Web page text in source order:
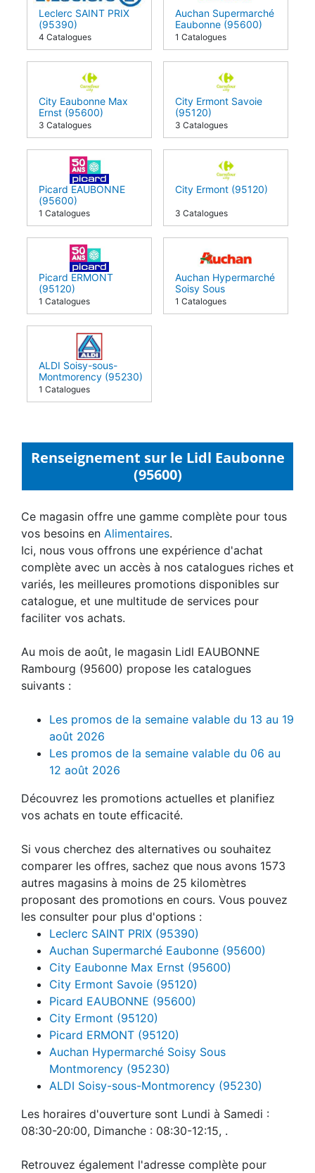
Leclerc SAINT PRIX
(95390)
4 Catalogues
Auchan Supermarché
Eaubonne (95600)
1 Catalogues
City Eaubonne Max
Ernst (95600)
3 Catalogues
City Ermont Savoie
(95120)
3 Catalogues
Picard EAUBONNE
(95600)
1 Catalogues
City Ermont (95120)
3 Catalogues
Picard ERMONT
(95120)
1 Catalogues
Auchan Hypermarché
Soisy Sous
Montmorency (95230)
1 Catalogues
ALDI Soisy-sous-
Montmorency (95230)
1 Catalogues
Renseignement sur le Lidl Eaubonne
(95600)
Ce magasin offre une gamme complète pour tous
vos besoins en Alimentaires.
Ici, nous vous offrons une expérience d'achat
complète avec un accès à nos catalogues riches et
variés, les meilleures promotions disponibles sur
catalogue, et une multitude de services pour
faciliter vos achats.
Au mois de août, le magasin Lidl EAUBONNE
Rambourg (95600) propose les catalogues
suivants :
Les promos de la semaine valable du 13 au 19
août 2026
Les promos de la semaine valable du 06 au
12 août 2026
Découvrez les promotions actuelles et planifiez
vos achats en toute efficacité.
Si vous cherchez des alternatives ou souhaitez
comparer les offres, sachez que nous avons 1573
autres magasins à moins de 25 kilomètres
proposant des promotions en cours. Vous pouvez
les consulter pour plus d'options :
Leclerc SAINT PRIX (95390)
Auchan Supermarché Eaubonne (95600)
City Eaubonne Max Ernst (95600)
City Ermont Savoie (95120)
Picard EAUBONNE (95600)
City Ermont (95120)
Picard ERMONT (95120)
Auchan Hypermarché Soisy Sous
Montmorency (95230)
ALDI Soisy-sous-Montmorency (95230)
Les horaires d'ouverture sont Lundi à Samedi :
08:30-20:00, Dimanche : 08:30-12:15, .
Retrouvez également l'adresse complète pour